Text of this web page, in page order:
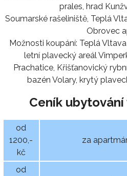
prales, hrad
Soumarské rašeliniště, Teplá
Obrovec
Možnosti koupání: Teplá
letní plavecký areál
Prachatice, Křišťanovický
bazén Volary, krytý
Ceník
od
1200,-
kč
za
od